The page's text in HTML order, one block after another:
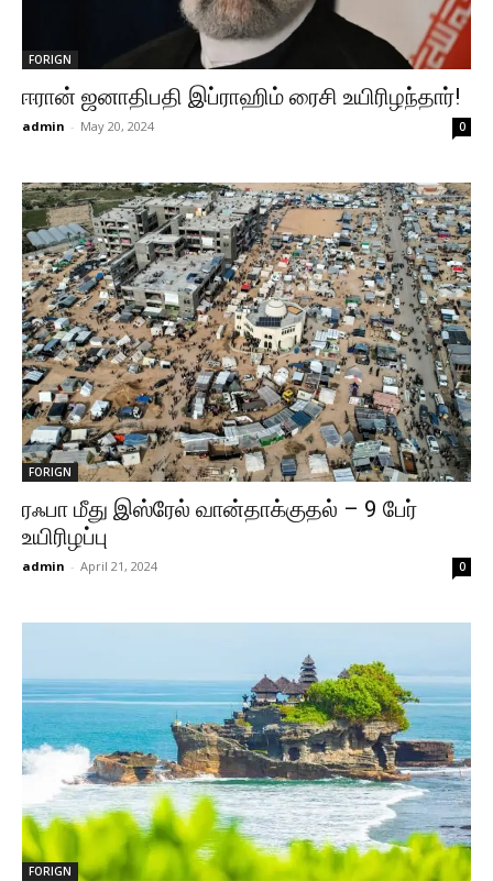
FORIGN
ஈரான் ஜனாதிபதி இப்ராஹிம் ரைசி உயிரிழந்தார்!
admin - May 20, 2024 0
FORIGN
ரஃபா மீது இஸ்ரேல் வான்தாக்குதல் – 9 பேர்
உயிரிழப்பு
admin - April 21, 2024 0
FORIGN